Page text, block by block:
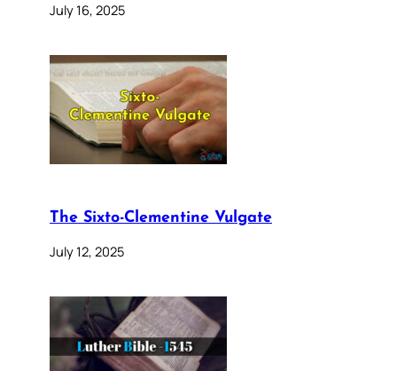
July 16, 2025
The Sixto-Clementine Vulgate
July 12, 2025